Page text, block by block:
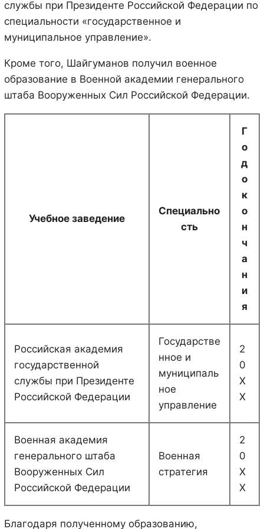
службы при Президенте Российской Федерации по
специальности «государственное и
муниципальное управление».
Кроме того, Шайгуманов получил военное
образование в Военной академии генерального
штаба Вооруженных Сил Российской Федерации.
Учебное заведение
Специально
сть
Г
о
д
о
к
о
н
ч
а
н
и
я
Российская академия
государственной
службы при Президенте
Российской Федерации
Государстве
нное и
муниципаль
ное
управление
2
0
X
X
Военная академия
генерального штаба
Вооруженных Сил
Российской Федерации
Военная
стратегия
2
0
X
X
Благодаря полученному образованию,